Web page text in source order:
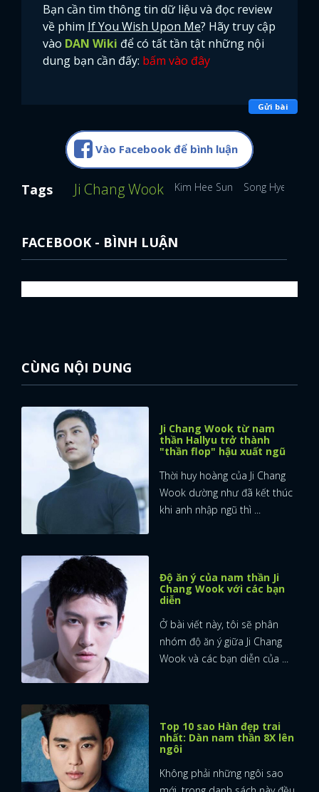
Bạn cần tìm thông tin dữ liệu và đọc review
về phim If You Wish Upon Me? Hãy truy cập
vào DAN Wiki để có tất tần tật những nội
dung bạn cần đấy: bấm vào đây
Gửi bài
Vào Facebook để bình luận
Tags Ji Chang Wook Kim Hee Sun Song Hye Kyo
FACEBOOK - BÌNH LUẬN
CÙNG NỘI DUNG
Ji Chang Wook từ nam
thần Hallyu trở thành
"thần flop" hậu xuất ngũ
Thời huy hoàng của Ji Chang
Wook dường như đã kết thúc
khi anh nhập ngũ thì ...
Độ ăn ý của nam thần Ji
Chang Wook với các bạn
diễn
Ở bài viết này, tôi sẽ phân
nhóm độ ăn ý giữa Ji Chang
Wook và các bạn diễn của ...
Top 10 sao Hàn đẹp trai
nhất: Dàn nam thần 8X lên
ngôi
Không phải những ngôi sao